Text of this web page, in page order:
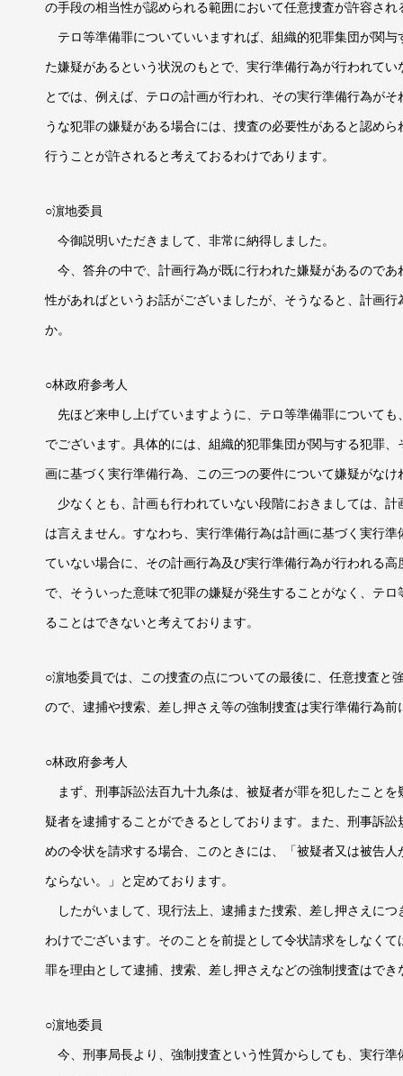
の手段の相当性が認められる範囲において任意捜査が許容さ
テロ等準備罪についていいますれば、組織的犯罪集団が関
た嫌疑があるという状況のもとで、実行準備行為が行われて
とでは、例えば、テロの計画が行われ、その実行準備行為が
うな犯罪の嫌疑がある場合には、捜査の必要性があると認め
行うことが許されると考えておるわけであります。
○濵地委員
今御説明いただきまして、非常に納得しました。
今、答弁の中で、計画行為が既に行われた嫌疑があるので
性があればというお話がございましたが、そうなると、計画
か。
○林政府参考人
先ほど来申し上げていますように、テロ等準備罪について
でございます。具体的には、組織的犯罪集団が関与する犯罪
画に基づく実行準備行為、この三つの要件について嫌疑がな
少なくとも、計画も行われていない段階におきましては、
は言えません。すなわち、実行準備行為は計画に基づく実行
ていない場合に、その計画行為及び実行準備行為が行われる
で、そういった意味で犯罪の嫌疑が発生することがなく、テ
ることはできないと考えております。
○濵地委員では、この捜査の点についての最後に、任意捜査と
ので、逮捕や捜索、差し押さえ等の強制捜査は実行準備行為
○林政府参考人
まず、刑事訴訟法百九十九条は、被疑者が罪を犯したこと
疑者を逮捕することができるとしております。また、刑事訴
めの令状を請求する場合、このときには、「被疑者又は被告
ならない。」と定めております。
したがいまして、現行法上、逮捕また捜索、差し押さえに
わけでございます。そのことを前提として令状請求をしなく
罪を理由として逮捕、捜索、差し押さえなどの強制捜査はで
○濵地委員
今、刑事局長より、強制捜査という性質からしても、実行